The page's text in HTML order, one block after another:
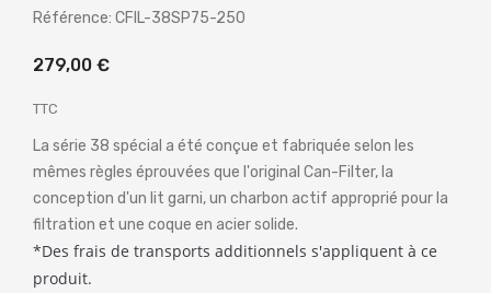
Référence: CFIL-38SP75-250
279,00 €
TTC
La série 38 spécial a été conçue et fabriquée selon les
mêmes règles éprouvées que l'original Can-Filter, la
conception d'un lit garni, un charbon actif approprié pour la
filtration et une coque en acier solide.
*Des frais de transports additionnels s'appliquent à ce
produit.